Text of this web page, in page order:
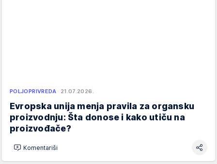
POLJOPRIVREDA 21.07.2026.
Evropska unija menja pravila za organsku
proizvodnju: Šta donose i kako utiču na
proizvođače?
Komentariši